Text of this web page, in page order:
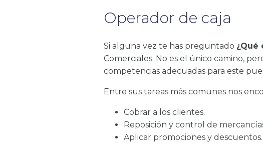
Operador de caja
Si alguna vez te has preguntado ¿Qué
Comerciales. No es el único camino,
competencias adecuadas para este
Entre sus tareas más comunes nos
Cobrar a los clientes.
Reposición y control de
Aplicar promociones y descuentos.